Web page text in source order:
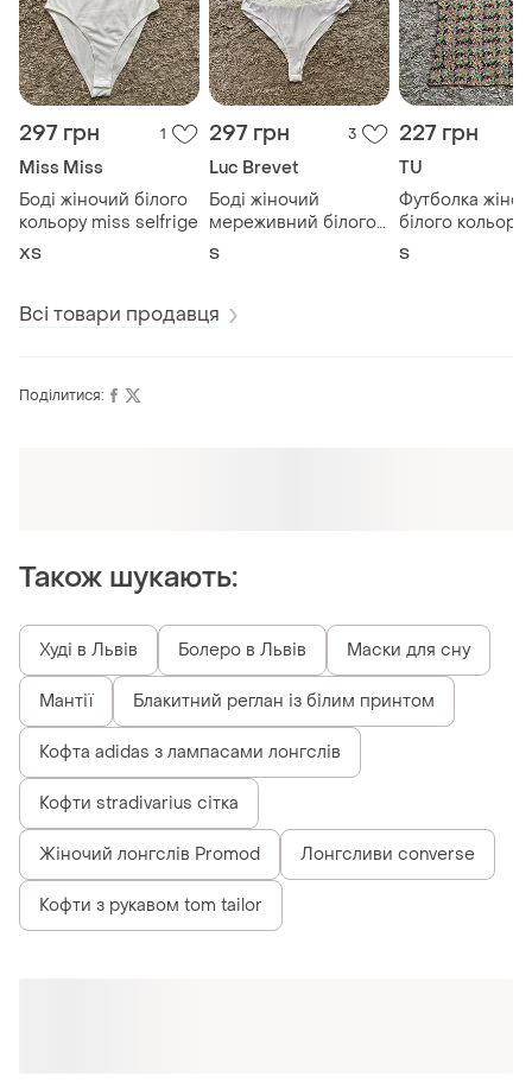
297 грн 1
Miss Miss
Боді жіночий білого
кольору miss selfrige
ХS
297 грн 3
Luc Brevet
Боді жіночий
мереживний білого
кольору luc-ce
S
227 грн
TU
Футболка
білого кольору
квітковий
S
Всі товари продавця
Поділитися:
Також шукають: